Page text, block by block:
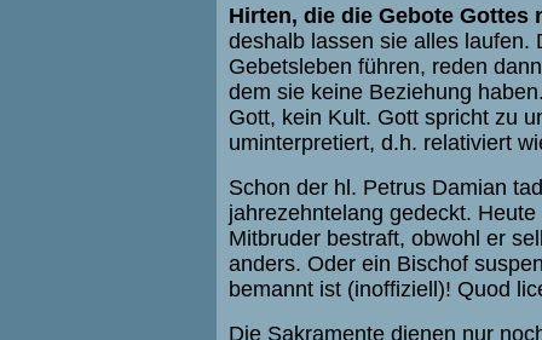
Hirten, die die Gebote
deshalb lassen sie alles laufen.
Gebetsleben führen, reden
dem sie keine Beziehung
Gott, kein Kult. Gott spricht zu
uminterpretiert, d.h. relativiert
Schon der hl. Petrus Damian
jahrezehntelang gedeckt.
Mitbruder bestraft, obwohl er
anders. Oder ein Bischof
bemannt ist (inoffiziell)! Quod
Die Sakramente dienen nur